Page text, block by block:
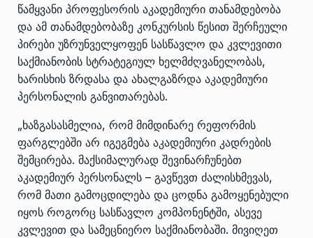
წამყვანი პროფესორის აკადემიური თანამდებობა
და ამ თანამდებობაზე კონკურსის წესით შერჩეული
პირები უზრუნველყოფენ სასწავლო და კვლევითი
საქმიანობის სტრატეგიულ ხელმძღვანელობას,
ხარისხის ზრდასა და ახალგაზრდა აკადემიური
პერსონალის განვითარებას.
„ხაზგასასმელია, რომ მიმდინარე რეფორმის
ფარგლებში არ იგეგმება აკადემიური კადრების
შემცირება. მაქსიმალურად შევინარჩუნებთ
აკადემიურ პერსონალს – გავწევთ ძალისხმევას,
რომ მათი გამოცდილება და ცოდნა გამოყენებული
იყოს როგორც სასწავლო კომპონენტში, ასევე
კვლევით და სამეცნიერო საქმიანობაში. მივიღეთ